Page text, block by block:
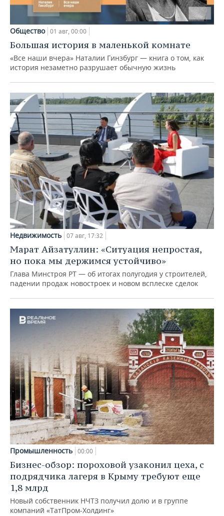
Общество 01 авг, 00:00
Большая история в маленькой комнате
«Все наши вчера» Наталии Гинзбург — книга о том, как
история незаметно разрушает обычную жизнь
Недвижимость 07 авг, 17:32
Марат Айзатуллин: «Ситуация непростая,
но пока мы держимся устойчиво»
Глава Минстроя РТ — об итогах полугодия у строителей,
падении продаж новостроек и новом всплеске сделок
Промышленность 00:00
Бизнес-обзор: пороховой узаконил цеха, с
подрядчика лагеря в Крыму требуют еще
1,8 млрд
Новый собственник НЧТЗ получил долю и в группе
компаний «ТатПром-Холдинг»